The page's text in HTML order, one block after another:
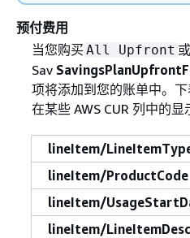
预付费用
当您购买 All Upfront 或
Sav
项将添加到您的账单中。
在某些 AWS CUR 列中的显
lineItem/
lineItem/ProductCode
lineItem/
lineItem/